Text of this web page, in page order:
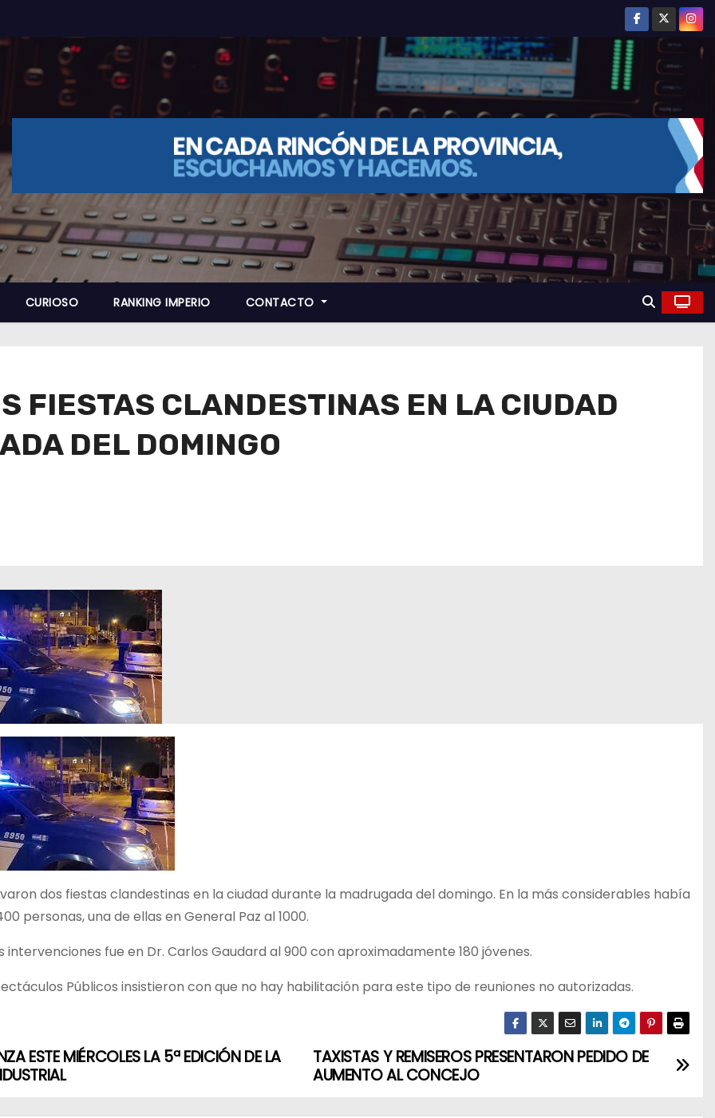
CURIOSO RANKING IMPERIO CONTACTO
FIESTAS CLANDESTINAS EN LA CIUDAD
DEL DOMINGO
dos fiestas clandestinas en la ciudad durante la madrugada del domingo. En la más considerables había
personas, una de ellas en General Paz al 1000.
intervenciones fue en Dr. Carlos Gaudard al 900 con aproximadamente 180 jóvenes.
Públicos insistieron con que no hay habilitación para este tipo de reuniones no autorizadas.
TAXISTAS Y REMISEROS PRESENTARON PEDIDO DE
AUMENTO AL CONCEJO
ESTE MIÉRCOLES LA 5ª EDICIÓN DE LA